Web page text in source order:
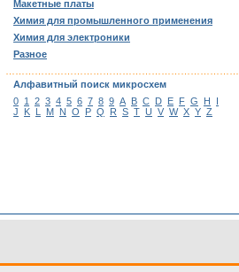
Макетные платы
Химия для промышленного применения
Химия для электроники
Разное
Алфавитный поиск микросхем
0 1 2 3 4 5 6 7 8 9 A B C D E F G H
I
J
K L M N O P Q R S T U V W X Y Z